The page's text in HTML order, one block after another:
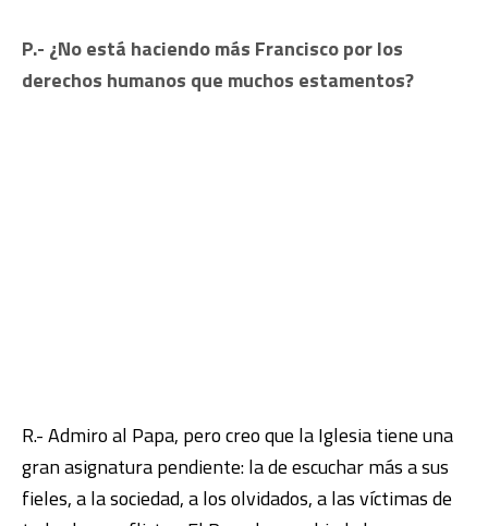
P.- ¿No está haciendo más Francisco por los
derechos humanos que muchos estamentos?
R.- Admiro al Papa, pero creo que la Iglesia tiene una
gran asignatura pendiente: la de escuchar más a sus
fieles, a la sociedad, a los olvidados, a las víctimas de